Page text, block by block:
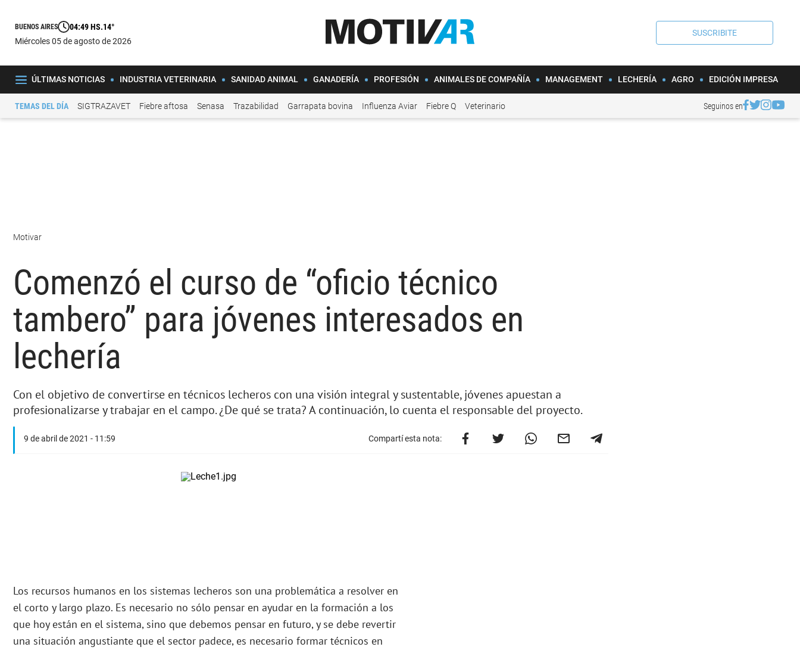
BUENOS AIRES 04:49 HS.14°
miércoles 05 de agosto de 2026
SUSCRIBITE
ÚLTIMAS NOTICIAS INDUSTRIA VETERINARIA SANIDAD ANIMAL GANADERÍA PROFESIÓN ANIMALES DE COMPAÑÍA MANAGEMENT LECHERÍA AGRO EDICIÓN IMPRESA
TEMAS DEL DÍA SIGTRAZAVET Fiebre aftosa Senasa Trazabilidad Garrapata bovina Influenza Aviar Fiebre Q Veterinario Seguinos en
Motivar
Comenzó el curso de “oficio técnico
tambero” para jóvenes interesados en
lechería
Con el objetivo de convertirse en técnicos lecheros con una visión integral y sustentable, jóvenes apuestan a
profesionalizarse y trabajar en el campo. ¿De qué se trata? A continuación, lo cuenta el responsable del proyecto.
9 de abril de 2021 - 11:59 Compartí esta nota:
Los recursos humanos en los sistemas lecheros son una problemática a resolver en
el corto y largo plazo. Es necesario no sólo pensar en ayudar en la formación a los
que hoy están en el sistema, sino que debemos pensar en futuro, y se debe revertir
una situación angustiante que el sector padece, es necesario formar técnicos en